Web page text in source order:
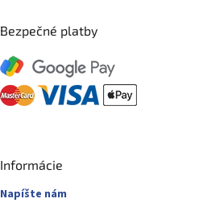
Bezpečné platby
Informácie
Napíšte nám